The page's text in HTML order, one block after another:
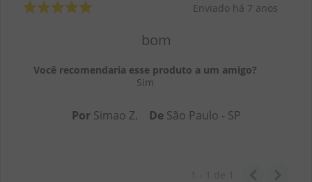
Enviado há 7 anos
bom
Você recomendaria esse produto a um amigo?
Sim
Por Simao Z. De São Paulo - SP